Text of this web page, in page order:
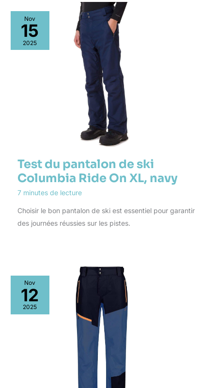
Nov
15
2025
Test du pantalon de ski
Columbia Ride On XL, navy
7 minutes de lecture
Choisir le bon pantalon de ski est essentiel pour garantir
des journées réussies sur les pistes.
Nov
12
2025